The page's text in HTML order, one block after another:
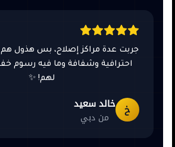
جربت عدة مراكز إصلاح، بس هذول
احترافية وشفافة وما فيه رسوم
لهم! ✨
خ خالد سعيد
من دبي